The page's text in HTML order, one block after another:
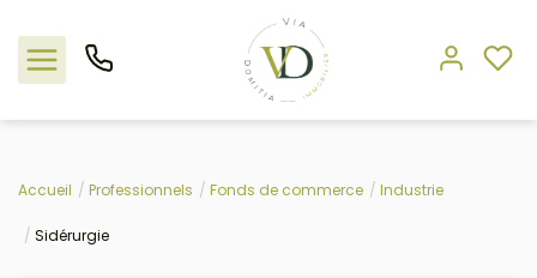
Nos offres
L'agence
Accueil Professionnels Fonds de commerce Industrie
Sidérurgie